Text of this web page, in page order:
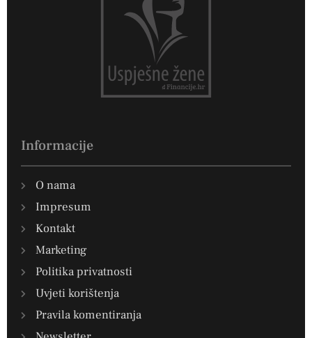
Informacije
O nama
Impresum
Kontakt
Marketing
Politika privatnosti
Uvjeti korištenja
Pravila komentiranja